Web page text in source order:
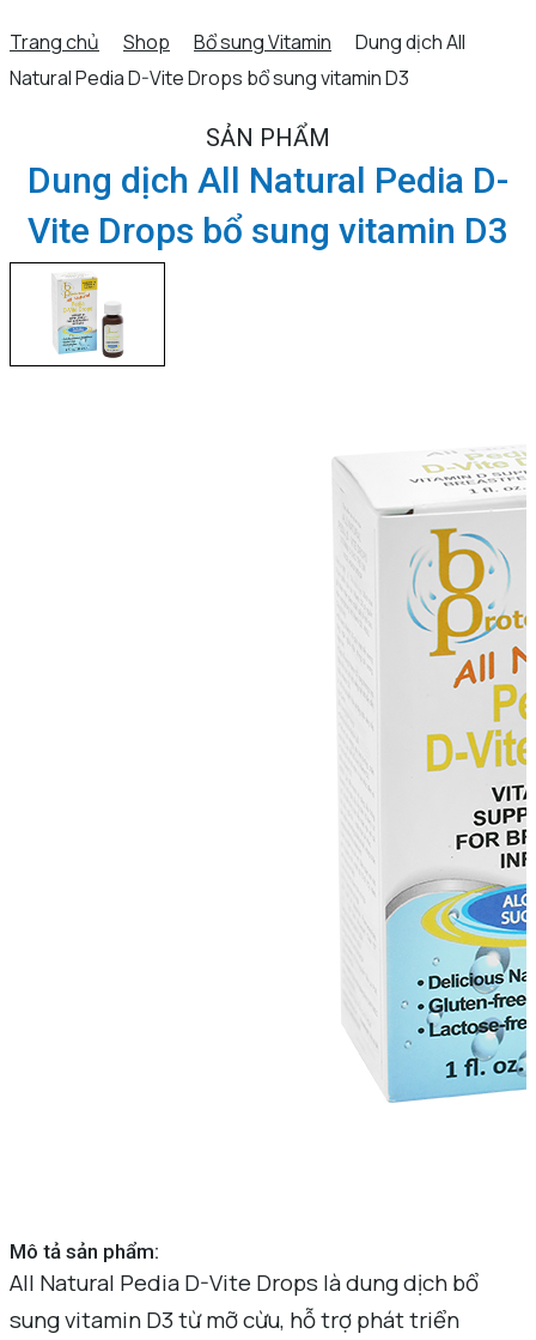
Trang chủ Shop Bổ sung Vitamin
Dung dịch All
Natural Pedia D-Vite Drops bổ sung vitamin D3
SẢN PHẨM
Dung dịch All Natural Pedia D-
Vite Drops bổ sung vitamin D3
Mô tả sản phẩm:
All Natural Pedia D-Vite Drops là dung dịch bổ
sung vitamin D3 từ mỡ cừu, hỗ trợ phát triển